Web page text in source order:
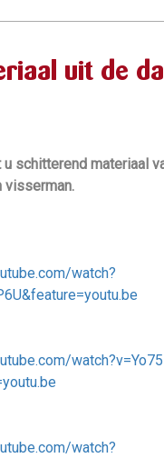
uit de
u schitterend materiaal
visserman.
watch?
watch?